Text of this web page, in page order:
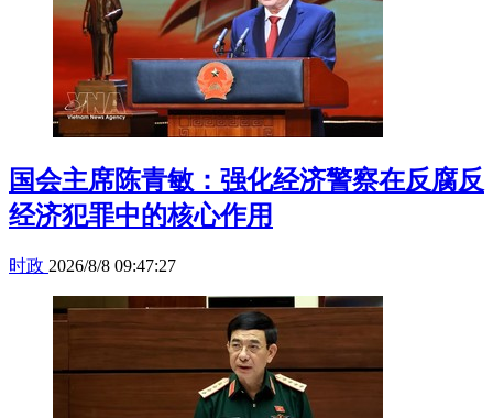
国会主席陈青敏：强化经济警察在反腐反
经济犯罪中的核心作用
时政 2026/8/8 09:47:27